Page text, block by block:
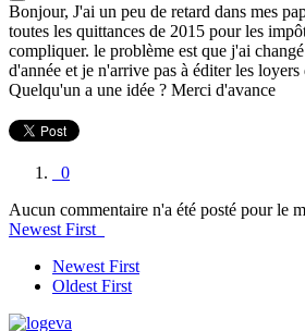
Bonjour, J'ai un peu de retard dans mes
toutes les quittances de 2015 pour les
compliquer. le problème est que j'ai
d'année et je n'arrive pas à éditer les
Quelqu'un a une idée ? Merci d'avance
0
Aucun commentaire n'a été posté pour le
Newest First
Newest First
Oldest First